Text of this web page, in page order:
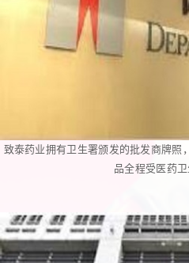
致泰药业拥有卫生署颁发的批发商牌照
品全程受医药卫